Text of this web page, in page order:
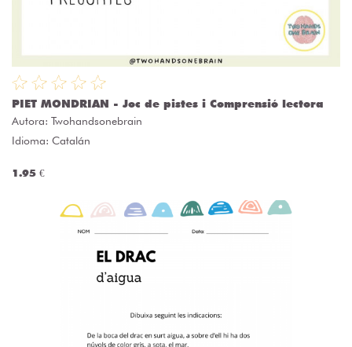
PIET MONDRIAN - Joc de pistes i Comprensió lectora
Autora: Twohandsonebrain
Idioma: Catalán
1.95 €